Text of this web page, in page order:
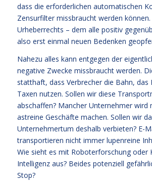
dass die erforderlichen automatischen
Zensurfilter missbraucht werden
Urheberrechts – dem alle positiv
also erst einmal neuen Bedenken
Nahezu alles kann entgegen der
negative Zwecke missbraucht werden.
statthaft, dass Verbrecher die Bahn, das
Taxen nutzen. Sollen wir diese
abschaffen? Mancher Unternehmer wird
astreine Geschäfte machen. Sollen wir
Unternehmertum deshalb verbieten? E-
transportieren nicht immer lupenreine
Wie sieht es mit Roboterforschung oder
Intelligenz aus? Beides potenziell
Stop?